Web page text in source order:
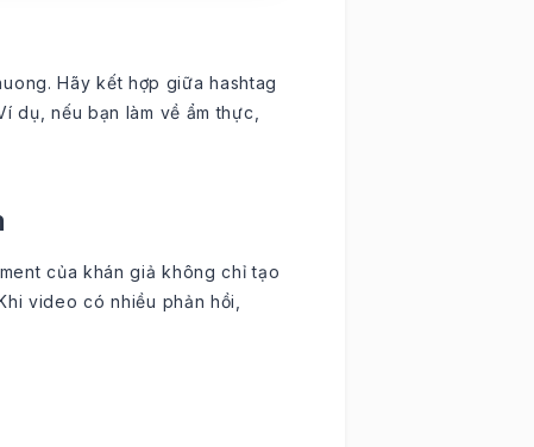
Hãy kết hợp giữa hashtag
dụ, nếu bạn làm về ẩm thực,
của khán giả không chỉ tạo
video có nhiều phản hồi,